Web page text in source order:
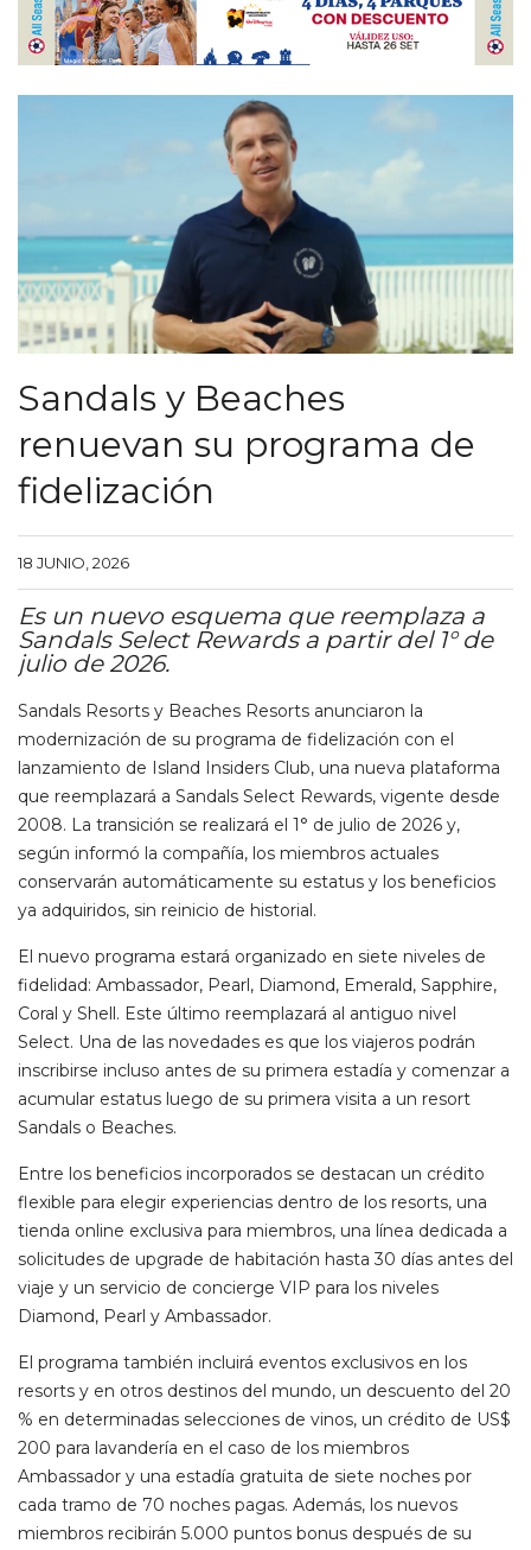
Sandals y Beaches
renuevan su programa de
fidelización
18 JUNIO, 2026
Es un nuevo esquema que reemplaza a
Sandals Select Rewards a partir del 1° de
julio de 2026.
Sandals Resorts y Beaches Resorts anunciaron la
modernización de su programa de fidelización con el
lanzamiento de Island Insiders Club, una nueva plataforma
que reemplazará a Sandals Select Rewards, vigente desde
2008. La transición se realizará el 1° de julio de 2026 y,
según informó la compañía, los miembros actuales
conservarán automáticamente su estatus y los beneficios
ya adquiridos, sin reinicio de historial.
El nuevo programa estará organizado en siete niveles de
fidelidad: Ambassador, Pearl, Diamond, Emerald, Sapphire,
Coral y Shell. Este último reemplazará al antiguo nivel
Select. Una de las novedades es que los viajeros podrán
inscribirse incluso antes de su primera estadía y comenzar a
acumular estatus luego de su primera visita a un resort
Sandals o Beaches.
Entre los beneficios incorporados se destacan un crédito
flexible para elegir experiencias dentro de los resorts, una
tienda online exclusiva para miembros, una línea dedicada a
solicitudes de upgrade de habitación hasta 30 días antes del
viaje y un servicio de concierge VIP para los niveles
Diamond, Pearl y Ambassador.
El programa también incluirá eventos exclusivos en los
resorts y en otros destinos del mundo, un descuento del 20
% en determinadas selecciones de vinos, un crédito de US$
200 para lavandería en el caso de los miembros
Ambassador y una estadía gratuita de siete noches por
cada tramo de 70 noches pagas. Además, los nuevos
miembros recibirán 5.000 puntos bonus después de su